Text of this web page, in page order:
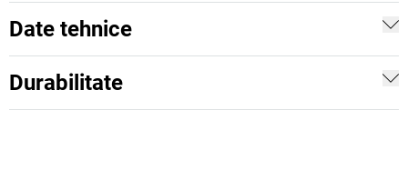
Date tehnice
Durabilitate